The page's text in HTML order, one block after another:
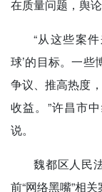
在质量问题，舆论
“从这些案
球’的目标。一些
争议、推高热度
收益。”许昌市
说。
魏都区人民
前“网络黑嘴”相